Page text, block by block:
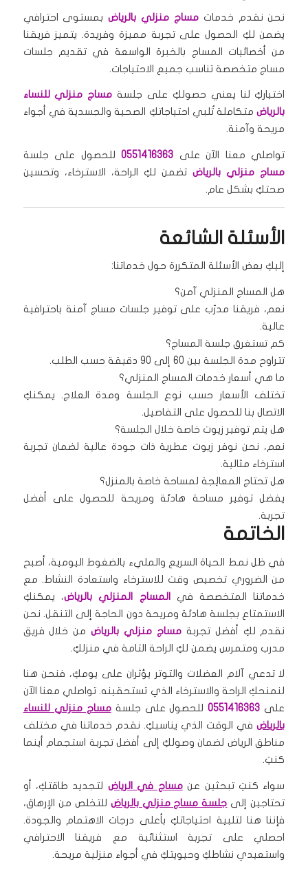
نحن نقدم خدماتمساج منزلي بالرياضبمستوى احترافي
يضمن لكِ الحصول على تجربة مميزة وفريدة. يتميز فريقنا
من أخصائيات المساج بالخبرة الواسعة في تقديم جلسات
مساج متخصصة تناسب جميع الاحتياجات.
اختياركِ لنا يعني حصولكِ على جلسة مساج منزلي للنساء
بالرياضمتكاملة تُلبي احتياجاتكِ الصحية والجسدية في أجواء
مريحة وآمنة.
تواصلي معنا الآن على 0551416363للحصول على جلسة
مساج منزلي بالرياضتضمن لكِ الراحة، الاسترخاء، وتحسين
صحتكِ بشكل عام.
الأسئلة الشائعة
إليكِ بعض الأسئلة المتكررة حول خدماتنا:
هل المساج المنزلي آمن؟
نعم، فريقنا مدرّب على توفير جلسات مساج آمنة باحترافية
عالية.
كم تستغرق جلسة المساج؟
تتراوح مدة الجلسة بين 60 إلى 90 دقيقة حسب الطلب.
ما هي أسعار خدمات المساج المنزلي؟
تختلف الأسعار حسب نوع الجلسة ومدة العلاج. يمكنكِ
الاتصال بنا للحصول على التفاصيل.
هل يتم توفير زيوت خاصة خلال الجلسة؟
نعم، نحن نوفر زيوت عطرية ذات جودة عالية لضمان تجربة
استرخاء مثالية.
هل تحتاج المعالِجة لمساحة خاصة بالمنزل؟
يفضل توفير مساحة هادئة ومريحة للحصول على أفضل
تجربة.
الخاتمة
في ظل نمط الحياة السريع والمليء بالضغوط اليومية، أصبح
من الضروري تخصيص وقت للاسترخاء واستعادة النشاط. مع
خدماتنا المتخصصة في
المساج المنزلي بالرياض، يمكنكِ
الاستمتاع بجلسة هادئة ومريحة دون الحاجة إلى التنقل. نحن
نقدم لكِ أفضل تجربةمساج منزلي بالرياضمن خلال فريق
مدرب ومتمرس يضمن لكِ الراحة التامة في منزلكِ.
لا تدعي آلام العضلات والتوتر يؤثران على يومكِ، فنحن هنا
لنمنحكِ الراحة والاسترخاء الذي تستحقينه. تواصلي معنا الآن
على 0551416363للحصول على جلسةمساج منزلي للنساء
بالرياضفي الوقت الذي يناسبكِ. نقدم خدماتنا في مختلف
مناطق الرياض لضمان وصولكِ إلى أفضل تجربة استجمام أينما
كنتِ.
سواء كنتِ تبحثين عنمساج في الرياض لتجديد طاقتكِ، أو
تحتاجين إلى جلسة مساج منزلي بالرياض للتخلص من الإرهاق،
فإننا هنا لتلبية احتياجاتكِ بأعلى درجات الاهتمام والجودة.
احصلي على تجربة استثنائية مع فريقنا الاحترافي
واستعيدي نشاطكِ وحيويتكِ في أجواء منزلية مريحة.